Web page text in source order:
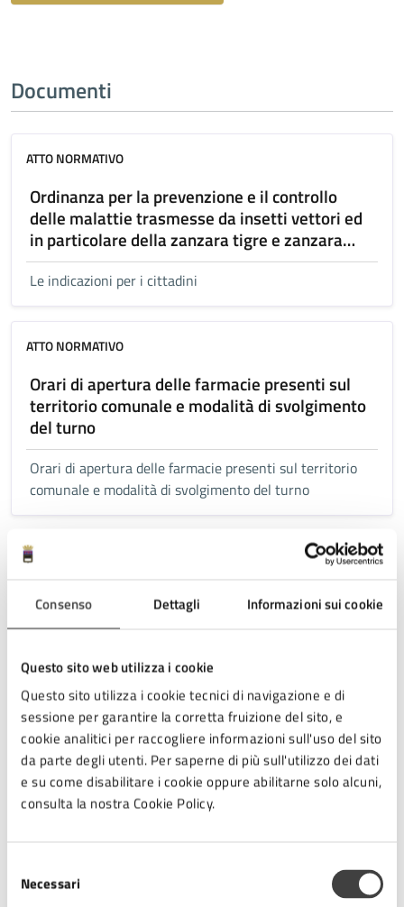
Consenso Dettagli Informazioni sui cookie
Questo sito web utilizza i cookie
Questo sito utilizza i cookie tecnici di navigazione e di
sessione per garantire la corretta fruizione del sito, e
cookie analitici per raccogliere informazioni sull'uso del sito
da parte degli utenti. Per saperne di più sull'utilizzo dei dati
e su come disabilitare i cookie oppure abilitarne solo alcuni,
consulta la nostra Cookie Policy.
delNecessari
Documenti
ATTO NORMATIVO
Ordinanza per la prevenzione e il controllo
delle malattie trasmesse da insetti vettori ed
in particolare della zanzara tigre e zanzara
comune
Le indicazioni per i cittadini
ATTO NORMATIVO
Orari di apertura delle farmacie presenti sul
territorio comunale e modalità di svolgimento
del turno
Orari di apertura delle farmacie presenti sul territorio
comunale e modalità di svolgimento del turno
ATTO NORMATIVO
Lotta contro le mosche ed altri agenti
infestanti
condotta dai soggetti pubblici e privati, per le rispettive
competenze, prioritariamente per mezzo di azioni di
prevenzione e di bonifica dell’ambiente e usando
prodotti chimici disinfestanti.
Tutti i documenti
Articoli